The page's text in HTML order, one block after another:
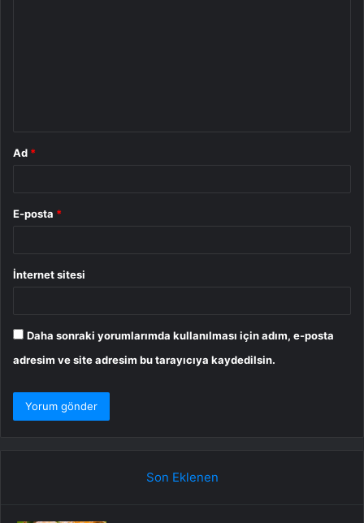
Ad *
E-posta *
İnternet sitesi
Daha sonraki yorumlarımda kullanılması için adım, e-posta
adresim ve site adresim bu tarayıcıya kaydedilsin.
Son Eklenen